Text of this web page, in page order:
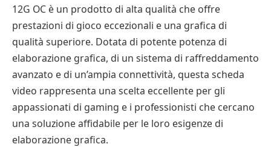
12G OC è un prodotto di alta qualità che offre
prestazioni di gioco eccezionali e una grafica di
qualità superiore. Dotata di potente potenza di
elaborazione grafica, di un sistema di raffreddamento
avanzato e di un’ampia connettività, questa scheda
video rappresenta una scelta eccellente per gli
appassionati di gaming e i professionisti che cercano
una soluzione affidabile per le loro esigenze di
elaborazione grafica.